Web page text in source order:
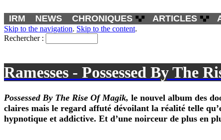
IRM NEWS CHRONIQUES ARTICLES
Skip to the navigation. Skip to the content.
Rechercher :
Ramesses - Possessed By The
Possessed By The Rise Of Magik, le nouvel album des
claires mais le regard affuté dévoilant la réalité telle
hypnotique et addictive. Et d’une noirceur de plus en